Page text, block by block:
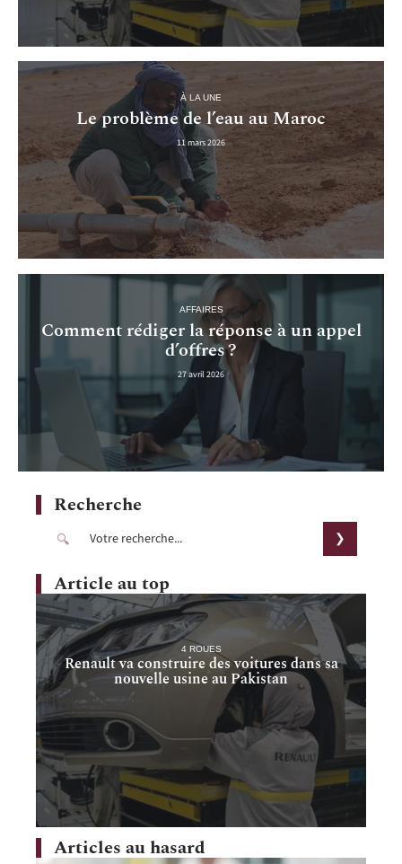
À LA UNE
Le problème de l’eau au Maroc
11 mars 2026
AFFAIRES
Comment rédiger la réponse à un appel
d’offres ?
27 avril 2026
Recherche
Article au top
4 ROUES
Renault va construire des voitures dans sa
nouvelle usine au Pakistan
Articles au hasard